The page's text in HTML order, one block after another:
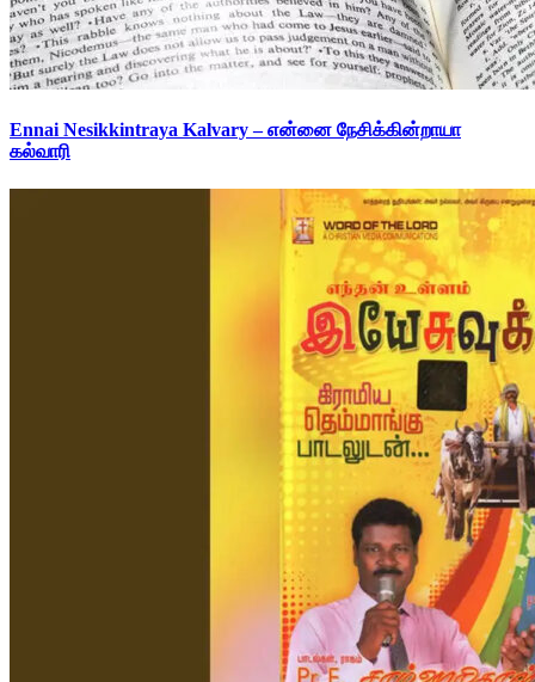
Ennai Nesikkintraya Kalvary – என்னை நேசிக்கின்றாயா
கல்வாரி